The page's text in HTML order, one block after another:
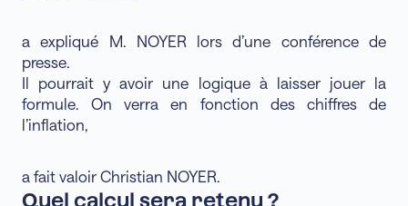
a expliqué M. NOYER lors d’une conférence de
presse.
Il pourrait y avoir une logique à laisser jouer la
formule. On verra en fonction des chiffres de
l’inflation,
a fait valoir Christian NOYER.
Quel calcul sera retenu ?